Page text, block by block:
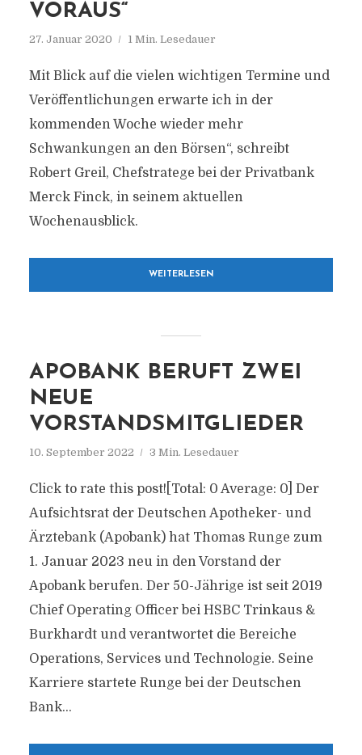
VORAUS“
27. Januar 2020 1 Min. Lesedauer
Mit Blick auf die vielen wichtigen Termine und
Veröffentlichungen erwarte ich in der
kommenden Woche wieder mehr
Schwankungen an den Börsen“, schreibt
Robert Greil, Chefstratege bei der Privatbank
Merck Finck, in seinem aktuellen
Wochenausblick.
WEITERLESEN
APOBANK BERUFT ZWEI
NEUE
VORSTANDSMITGLIEDER
10. September 2022 3 Min. Lesedauer
Click to rate this post![Total: 0 Average: 0] Der
Aufsichtsrat der Deutschen Apotheker- und
Ärztebank (Apobank) hat Thomas Runge zum
1. Januar 2023 neu in den Vorstand der
Apobank berufen. Der 50-Jährige ist seit 2019
Chief Operating Officer bei HSBC Trinkaus &
Burkhardt und verantwortet die Bereiche
Operations, Services und Technologie. Seine
Karriere startete Runge bei der Deutschen
Bank...